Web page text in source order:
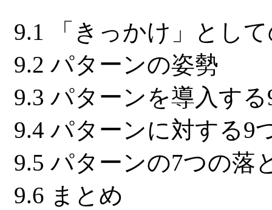
9.1 「きっかけ」とし
9.2 パターンの姿勢
9.3 パターンを導入す
9.4 パターンに対する9
9.5 パターンの7つの落
9.6 まとめ